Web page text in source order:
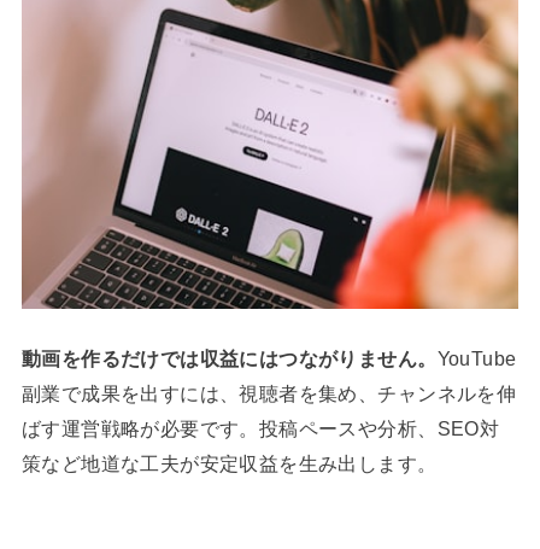
動画を作るだけでは収益にはつながりません。 YouTube
副業で成果を出すには、視聴者を集め、チャンネルを伸
ばす運営戦略が必要です。投稿ペースや分析、SEO対
策など地道な工夫が安定収益を生み出します。